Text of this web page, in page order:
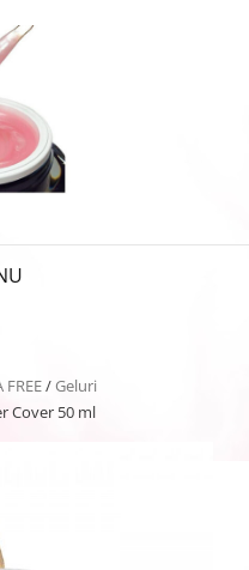
/Geluri
Cover 50 ml